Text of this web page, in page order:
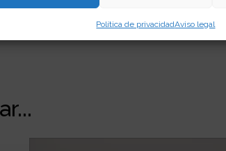
Política de privacidadAviso legal